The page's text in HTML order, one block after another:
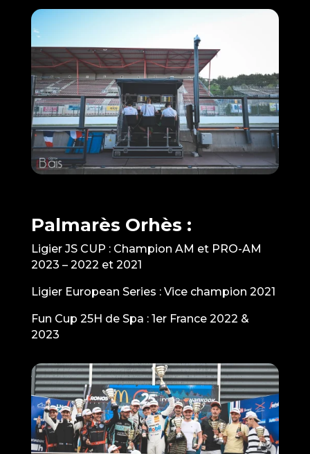
Palmarès Orhès :
Ligier JS CUP : Champion AM et PRO-AM
2023 – 2022 et 2021
Ligier European Series : Vice champion 2021
Fun Cup 25H de Spa : 1er France 2022 &
2023